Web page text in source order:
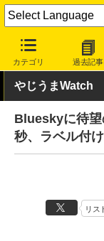
カテゴリ 過去記事
INTERNET Watch
やじうまWatch
Blueskyに待望
秒、ラベル付
リス